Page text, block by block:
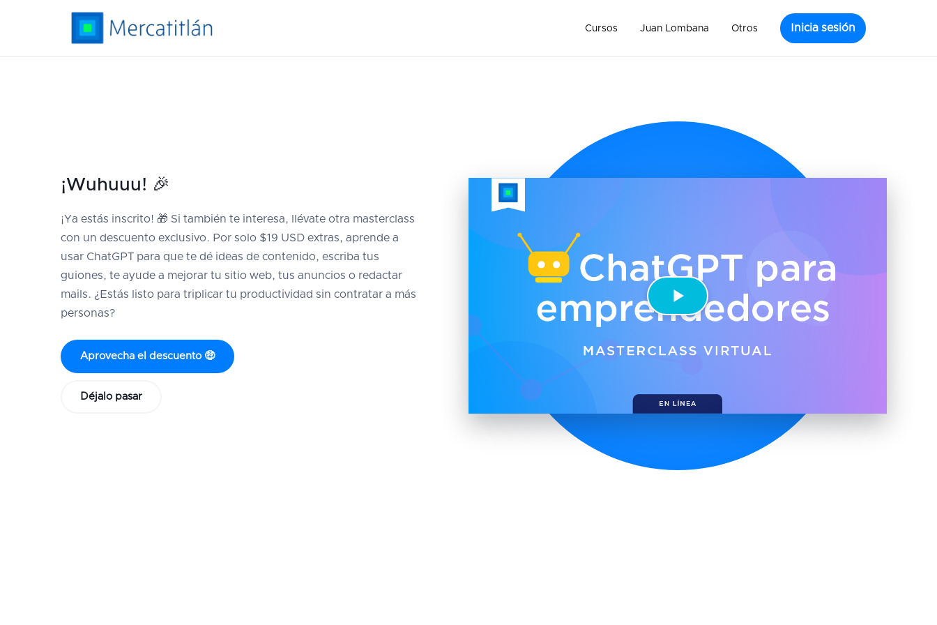
¡Wuhuuu! 🎉
¡Ya estás inscrito! 🎁 Si también te interesa, llévate otra masterclass
con un descuento exclusivo. Por solo $19 USD extras, aprende a
usar ChatGPT para que te dé ideas de contenido, escriba tus
guiones, te ayude a mejorar tu sitio web, tus anuncios o redactar
mails. ¿Estás listo para triplicar tu productividad sin contratar a más
personas?
Aprovecha el descuento 🤑
Déjalo pasar
Cursos Juan Lombana Otros Inicia sesión